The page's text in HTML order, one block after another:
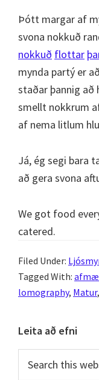
Þótt margar af
svona nokkuð
nokkuð flottar
mynda partý er
staðar þannig að
smellt nokkrum
af nema litlum
Já, ég segi bara
að gera svona
We got food
catered.
Filed Under:
Tagged With:
lomography, Matur,
Primary
Sidebar
Leita að efni
this